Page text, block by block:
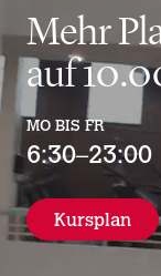
Mehr
auf
MO BIS FR
6:30–23:00
Kursplan